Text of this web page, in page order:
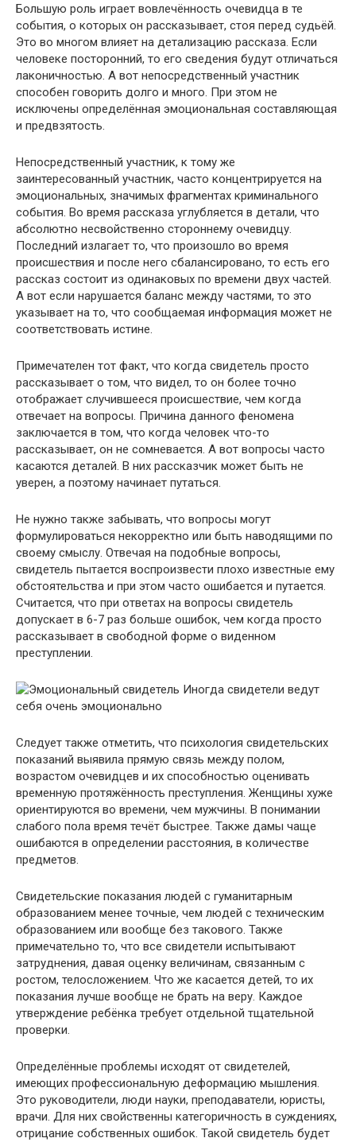
Большую роль играет вовлечённость очевидца в те
события, о которых он рассказывает, стоя перед судьёй.
Это во многом влияет на детализацию рассказа. Если
человеке посторонний, то его сведения будут отличаться
лаконичностью. А вот непосредственный участник
способен говорить долго и много. При этом не
исключены определённая эмоциональная составляющая
и предвзятость.
Непосредственный участник, к тому же
заинтересованный участник, часто концентрируется на
эмоциональных, значимых фрагментах криминального
события. Во время рассказа углубляется в детали, что
абсолютно несвойственно стороннему очевидцу.
Последний излагает то, что произошло во время
происшествия и после него сбалансировано, то есть его
рассказ состоит из одинаковых по времени двух частей.
А вот если нарушается баланс между частями, то это
указывает на то, что сообщаемая информация может не
соответствовать истине.
Примечателен тот факт, что когда свидетель просто
рассказывает о том, что видел, то он более точно
отображает случившееся происшествие, чем когда
отвечает на вопросы. Причина данного феномена
заключается в том, что когда человек что-то
рассказывает, он не сомневается. А вот вопросы часто
касаются деталей. В них рассказчик может быть не
уверен, а поэтому начинает путаться.
Не нужно также забывать, что вопросы могут
формулироваться некорректно или быть наводящими по
своему смыслу. Отвечая на подобные вопросы,
свидетель пытается воспроизвести плохо известные ему
обстоятельства и при этом часто ошибается и путается.
Считается, что при ответах на вопросы свидетель
допускает в 6-7 раз больше ошибок, чем когда просто
рассказывает в свободной форме о виденном
преступлении.
Иногда свидетели ведут
себя очень эмоционально
Следует также отметить, что психология свидетельских
показаний выявила прямую связь между полом,
возрастом очевидцев и их способностью оценивать
временную протяжённость преступления. Женщины хуже
ориентируются во времени, чем мужчины. В понимании
слабого пола время течёт быстрее. Также дамы чаще
ошибаются в определении расстояния, в количестве
предметов.
Свидетельские показания людей с гуманитарным
образованием менее точные, чем людей с техническим
образованием или вообще без такового. Также
примечательно то, что все свидетели испытывают
затруднения, давая оценку величинам, связанным с
ростом, телосложением. Что же касается детей, то их
показания лучше вообще не брать на веру. Каждое
утверждение ребёнка требует отдельной тщательной
проверки.
Определённые проблемы исходят от свидетелей,
имеющих профессиональную деформацию мышления.
Это руководители, люди науки, преподаватели, юристы,
врачи. Для них свойственны категоричность в суждениях,
отрицание собственных ошибок. Такой свидетель будет